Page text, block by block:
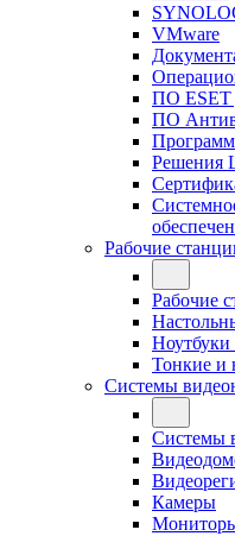
VMware
ПО ESET
ПО
Решения
Рабочие
Рабочие
Тонкие и
Системы
Системы
Камеры